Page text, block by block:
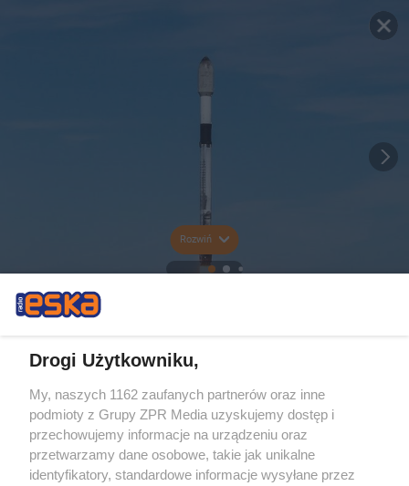
Rozwiń
Drogi Użytkowniku,
My, naszych 1162 zaufanych partnerów oraz inne
podmioty z Grupy ZPR Media uzyskujemy dostęp i
przechowujemy informacje na urządzeniu oraz
przetwarzamy dane osobowe, takie jak unikalne
identyfikatory, standardowe informacje wysyłane przez